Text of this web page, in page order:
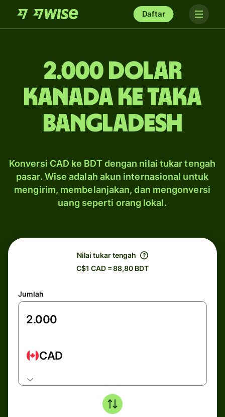
Daftar
2.000 dolar
Kanada ke taka
Bangladesh
Konversi CAD ke BDT dengan nilai tukar tengah
pasar. Wise adalah akun internasional untuk
mengirim, membelanjakan, dan mengonversi
uang seperti orang lokal.
Nilai tukar tengah
C$1 CAD = 88,80 BDT
Jumlah
CAD